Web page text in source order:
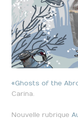
«Ghosts of the
Carina.
Nouvelle rubrique